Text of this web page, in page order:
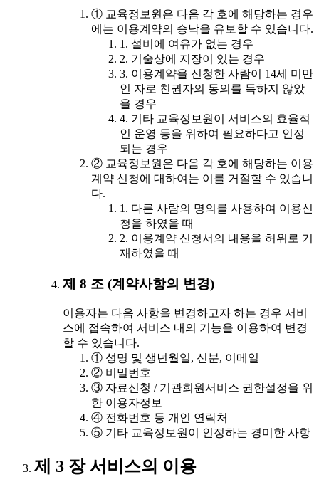
① 교육정보원은 다음 각 호에 해당하는 경우
에는 이용계약의 승낙을 유보할 수 있습니다.
1. 설비에 여유가 없는 경우
2. 기술상에 지장이 있는 경우
3. 이용계약을 신청한 사람이 14세 미만
인 자로 친권자의 동의를 득하지 않았
을 경우
4. 기타 교육정보원이 서비스의 효율적
인 운영 등을 위하여 필요하다고 인정
되는 경우
② 교육정보원은 다음 각 호에 해당하는 이용
계약 신청에 대하여는 이를 거절할 수 있습니
다.
1. 다른 사람의 명의를 사용하여 이용신
청을 하였을 때
2. 이용계약 신청서의 내용을 허위로 기
재하였을 때
제 8 조 (계약사항의 변경)
이용자는 다음 사항을 변경하고자 하는 경우 서비
스에 접속하여 서비스 내의 기능을 이용하여 변경
할 수 있습니다.
① 성명 및 생년월일, 신분, 이메일
② 비밀번호
③ 자료신청 / 기관회원서비스 권한설정을 위
한 이용자정보
④ 전화번호 등 개인 연락처
⑤ 기타 교육정보원이 인정하는 경미한 사항
제 3 장 서비스의 이용